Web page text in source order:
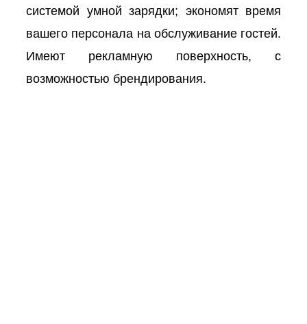
системой умной зарядки; экономят время
вашего персонала на обслуживание гостей.
Имеют рекламную поверхность, с
возможностью брендирования.